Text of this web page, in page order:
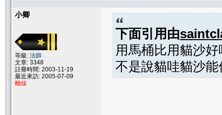
小卿
等級: 法師
文章: 3348
註冊時間: 2003-11-19
最近來訪: 2005-07-09
離線
下面引用由
用馬桶比用貓沙好
不是說貓哇貓沙